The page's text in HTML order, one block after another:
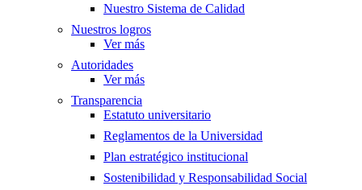
Nuestro Sistema de Calidad
Nuestros logros
Ver más
Autoridades
Ver más
Transparencia
Estatuto universitario
Reglamentos de la Universidad
Plan estratégico institucional
Sostenibilidad y Responsabilidad Social